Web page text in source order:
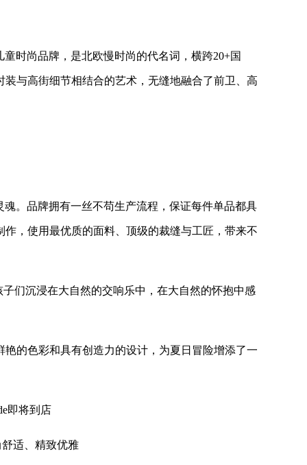
童时尚品牌，是北欧慢时尚的代名词，横跨20+国
与高街细节相结合的艺术，无缝地融合了前卫、高
魂。品牌拥有一丝不苟生产流程，保证每件单品都具
，使用最优质的面料、顶级的裁缝与工匠，带来不
子们沉浸在大自然的交响乐中，在大自然的怀抱中感
的色彩和具有创造力的设计，为夏日冒险增添了一
即将到店
适、精致优雅